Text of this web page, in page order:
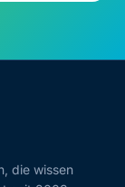
die wissen